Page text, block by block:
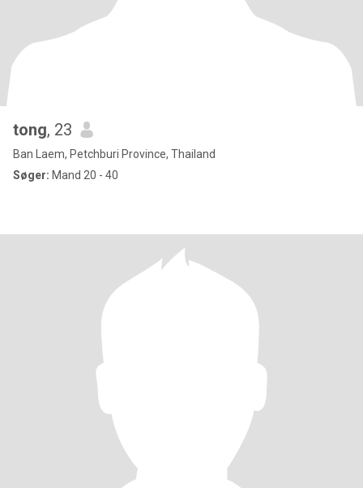
tong, 23
Ban Laem, Petchburi Province, Thailand
Søger: Mand 20 - 40